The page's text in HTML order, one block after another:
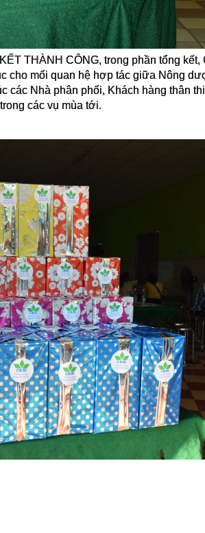
THÀNH CÔNG, trong phần tổng kết,
cho mối quan hệ hợp tác giữa Nông
các Nhà phân phối, Khách hàng thân
các vụ mùa tới.